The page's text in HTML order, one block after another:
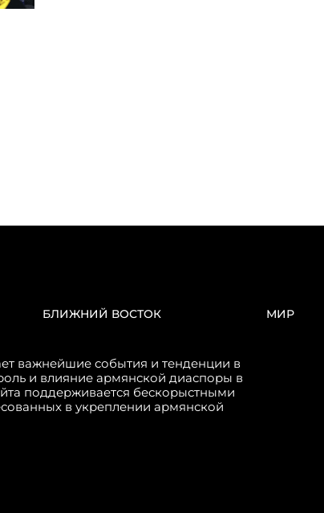
БЛИЖНИЙ ВОСТОК МИР
важнейшие события и тенденции в
и влияние армянской диаспоры в
поддерживается бескорыстными
в укреплении армянской